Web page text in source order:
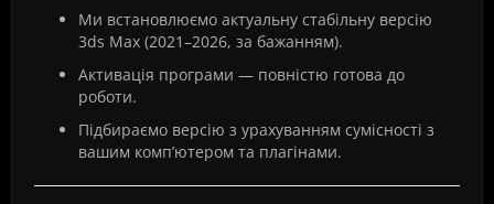
Ми встановлюємо актуальну стабільну версію
3ds Max (2021–2026, за бажанням).
Активація програми — повністю готова до
роботи.
Підбираємо версію з урахуванням сумісності з
вашим комп’ютером та плагінами.